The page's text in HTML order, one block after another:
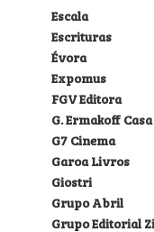
Escala
Escrituras
Évora
Expomus
FGV Editora
G. Ermakoff
G7 Cinema
Garoa Livros
Giostri
Grupo Abril
Grupo Editorial